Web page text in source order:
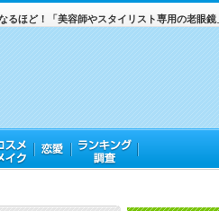
るほど！「美容師やスタイリスト専用の老眼